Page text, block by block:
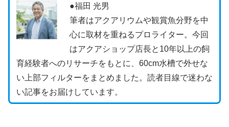
●福田 光男
筆者はアクアリウムや観賞魚分野を中
心に取材を重ねるプロライター。今回
はアクアショップ店長と10年以上の飼
育経験者へのリサーチをもとに、60cm水槽で外せな
い上部フィルターをまとめました。読者目線で迷わな
い記事をお届けしています。